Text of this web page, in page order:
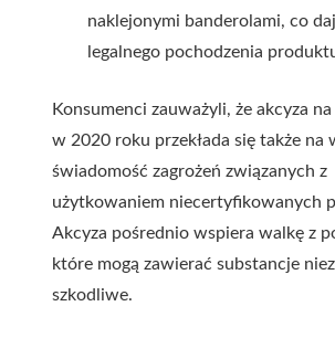
naklejonymi banderolami, co
legalnego pochodzenia
Konsumenci zauważyli, że akcyza
w 2020 roku przekłada się także na
świadomość zagrożeń związanych z
użytkowaniem niecertyfikowanych
Akcyza pośrednio wspiera walkę z
które mogą zawierać substancje
szkodliwe.